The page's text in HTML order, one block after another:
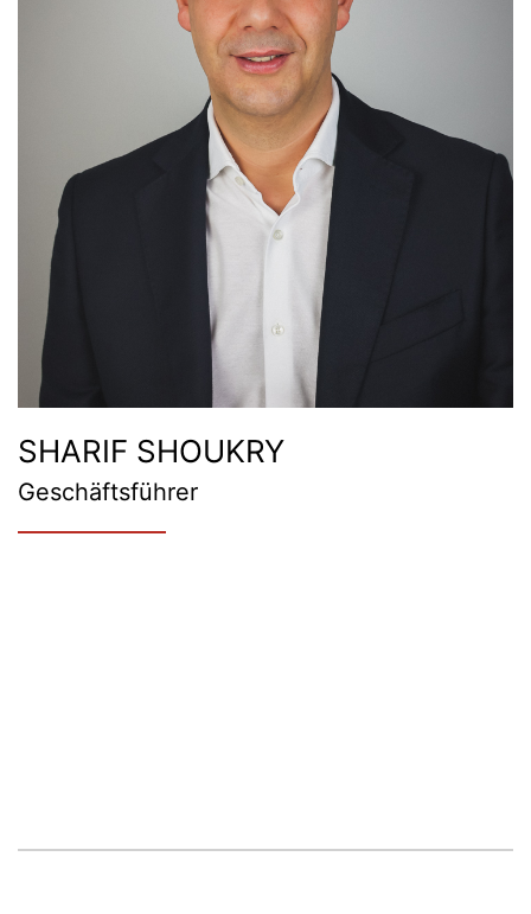
SHARIF SHOUKRY
Geschäftsführer